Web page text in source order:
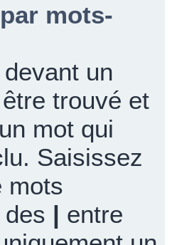
mots-
devant un
trouvé et
mot qui
Saisissez
mots
| entre